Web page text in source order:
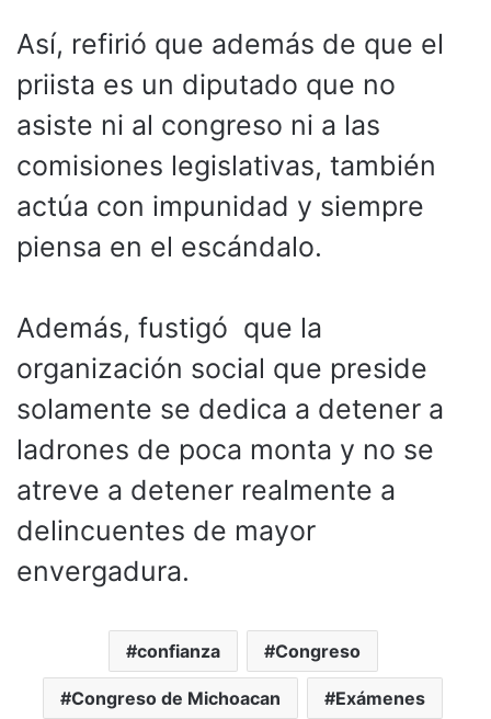
Así, refirió que además de que el
priista es un diputado que no
asiste ni al congreso ni a las
comisiones legislativas, también
actúa con impunidad y siempre
piensa en el escándalo.
Además, fustigó que la
organización social que preside
solamente se dedica a detener a
ladrones de poca monta y no se
atreve a detener realmente a
delincuentes de mayor
envergadura.
confianza Congreso
Congreso de Michoacan Exámenes